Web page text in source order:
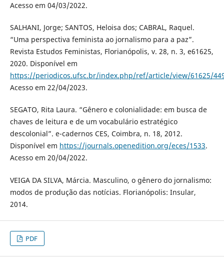
Acesso em 04/03/2022.
SALHANI, Jorge; SANTOS, Heloisa dos; CABRAL, Raquel.
“Uma perspectiva feminista ao jornalismo para a paz”.
Revista Estudos Feministas, Florianópolis, v. 28, n. 3, e61625,
2020. Disponível em
https://periodicos.ufsc.br/index.php/ref/article/view/61625/
Acesso em 22/04/2023.
SEGATO, Rita Laura. “Gênero e colonialidade: em busca de
chaves de leitura e de um vocabulário estratégico
descolonial”. e-cadernos CES, Coimbra, n. 18, 2012.
Disponível em https://journals.openedition.org/eces/1533.
Acesso em 20/04/2022.
VEIGA DA SILVA, Márcia. Masculino, o gênero do jornalismo:
modos de produção das notícias. Florianópolis: Insular,
2014.
PDF